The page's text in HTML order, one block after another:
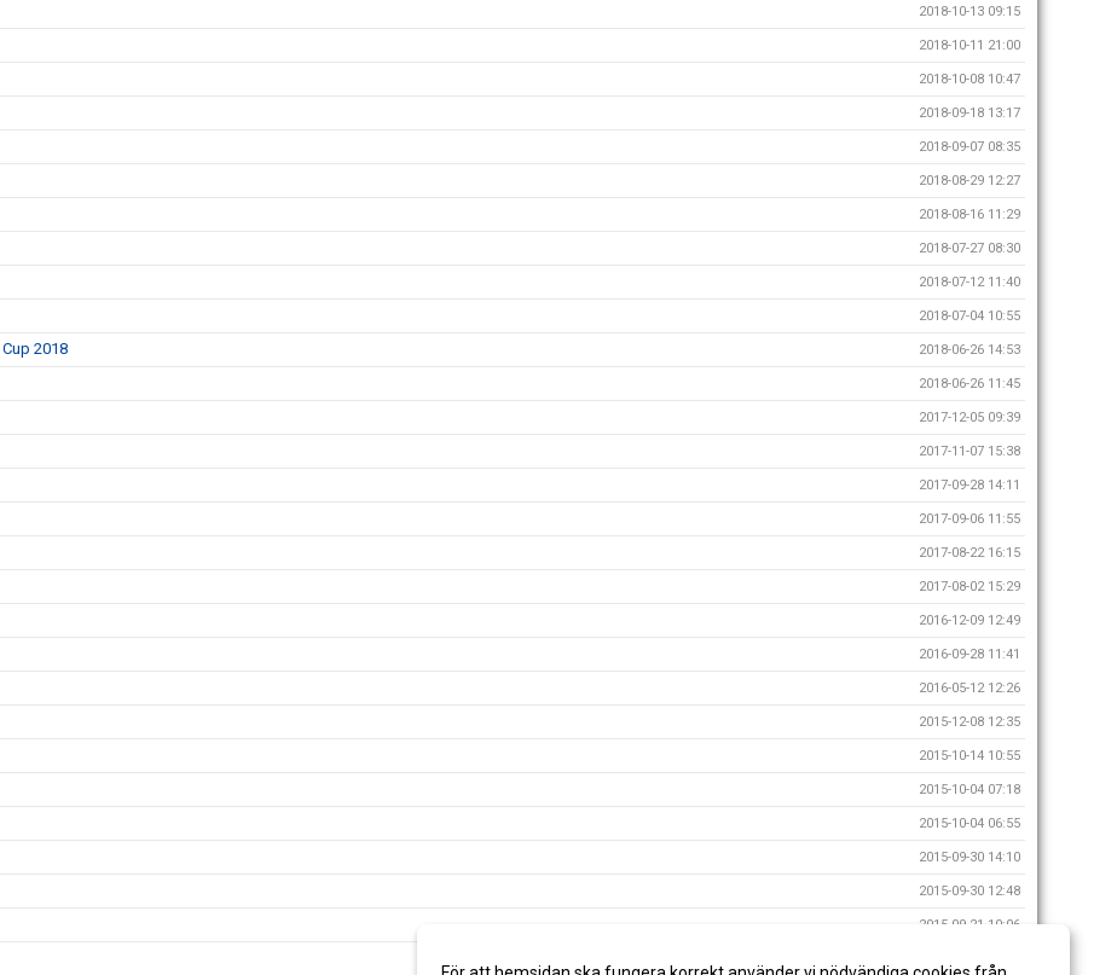
2018-10-13 09:15
2018-10-11 21:00
2018-10-08 10:47
2018-09-18 13:17
2018-09-07 08:35
2018-08-29 12:27
2018-08-16 11:29
2018-07-27 08:30
2018-07-12 11:40
2018-07-04 10:55
2018 2018-06-26 14:53
2018-06-26 11:45
2017-12-05 09:39
2017-11-07 15:38
2017-09-28 14:11
2017-09-06 11:55
2017-08-22 16:15
2017-08-02 15:29
2016-12-09 12:49
2016-09-28 11:41
2016-05-12 12:26
2015-12-08 12:35
2015-10-14 10:55
2015-10-04 07:18
2015-10-04 06:55
2015-09-30 14:10
2015-09-30 12:48
2015-09-21 10:06